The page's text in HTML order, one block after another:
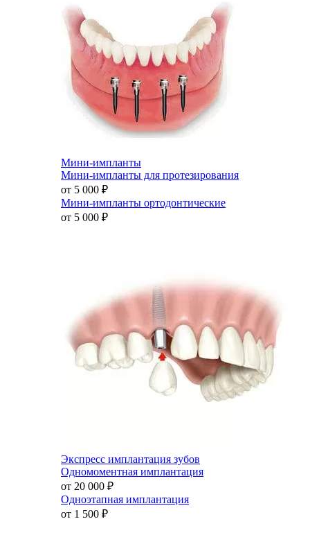
Мини-импланты
Мини-импланты для протезирования
от 5 000 ₽
Мини-импланты ортодонтические
от 5 000 ₽
Экспресс имплантация зубов
Одномоментная имплантация
от 20 000 ₽
Одноэтапная имплантация
от 1 500 ₽